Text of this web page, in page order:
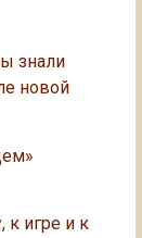
знали
новой
к игре и к